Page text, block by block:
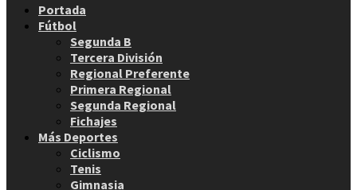
Portada
Fútbol
Segunda B
Tercera División
Regional Preferente
Primera Regional
Segunda Regional
Fichajes
Más Deportes
Ciclismo
Tenis
Gimnasia